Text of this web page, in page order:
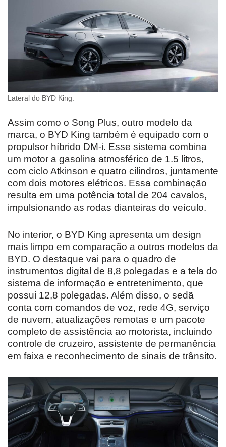
Lateral do BYD King.
Assim como o Song Plus, outro modelo da
marca, o BYD King também é equipado com o
propulsor híbrido DM-i. Esse sistema combina
um motor a gasolina atmosférico de 1.5 litros,
com ciclo Atkinson e quatro cilindros, juntamente
com dois motores elétricos. Essa combinação
resulta em uma potência total de 204 cavalos,
impulsionando as rodas dianteiras do veículo.
No interior, o BYD King apresenta um design
mais limpo em comparação a outros modelos da
BYD. O destaque vai para o quadro de
instrumentos digital de 8,8 polegadas e a tela do
sistema de informação e entretenimento, que
possui 12,8 polegadas. Além disso, o sedã
conta com comandos de voz, rede 4G, serviço
de nuvem, atualizações remotas e um pacote
completo de assistência ao motorista, incluindo
controle de cruzeiro, assistente de permanência
em faixa e reconhecimento de sinais de trânsito.